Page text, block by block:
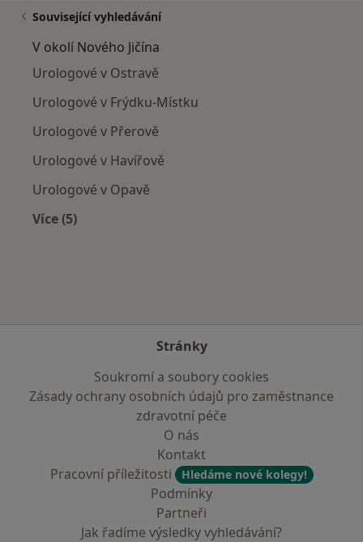
Související vyhledávání
V okolí Nového Jičína
Urologové v Ostravě
Urologové v Frýdku-Místku
Urologové v Přerově
Urologové v Havířově
Urologové v Opavě
Více (5)
Stránky
Soukromí a soubory cookies
Zásady ochrany osobních údajů pro zaměstnance
zdravotní péče
O nás
Kontakt
Pracovní příležitosti
Hledáme nové kolegy!
Podmínky
Partneři
Jak řadíme výsledky vyhledávání?